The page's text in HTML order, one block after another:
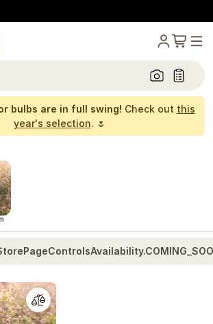
bulbs are in full swing! Check out this
year's selection. 🌷